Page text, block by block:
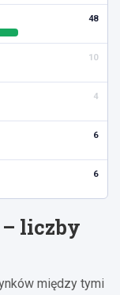
48
10
4
6
6
liczby
między tymi